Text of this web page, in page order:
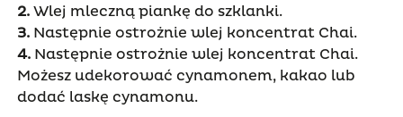
2. Wlej mleczną piankę do szklanki.
3.Następnie ostrożnie wlej koncentrat Chai.
4.Następnie ostrożnie wlej koncentrat Chai.
Możesz udekorować cynamonem, kakao lub
dodać laskę cynamonu.